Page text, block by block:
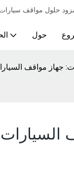
حول
جهاز مواقف